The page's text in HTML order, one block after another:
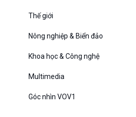
Thế giới
Nông nghiệp & Biển đảo
Khoa học & Công nghệ
Multimedia
Góc nhìn VOV1